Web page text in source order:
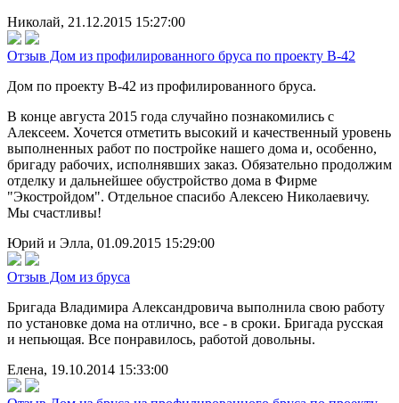
Николай, 21.12.2015 15:27:00
Отзыв Дом из профилированного бруса по проекту В-42
Дом по проекту В-42 из профилированного бруса.
В конце августа 2015 года случайно познакомились с
Алексеем. Хочется отметить высокий и качественный уровень
выполненных работ по постройке нашего дома и, особенно,
бригаду рабочих, исполнявших заказ. Обязательно продолжим
отделку и дальнейшее обустройство дома в Фирме
"Экостройдом". Отдельное спасибо Алексею Николаевичу.
Мы счастливы!
Юрий и Элла, 01.09.2015 15:29:00
Отзыв Дом из бруса
Бригада Владимира Александровича выполнила свою работу
по установке дома на отлично, все - в сроки. Бригада русская
и непьющая. Все понравилось, работой довольны.
Елена, 19.10.2014 15:33:00